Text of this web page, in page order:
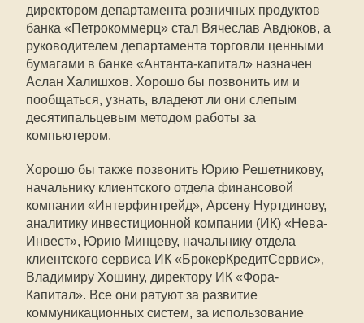
директором департамента розничных продуктов
банка «Петрокоммерц» стал Вячеслав Авдюков, а
руководителем департамента торговли ценными
бумагами в банке «Антанта-капитал» назначен
Аслан Халишхов. Хорошо бы позвонить им и
пообщаться, узнать, владеют ли они слепым
десятипальцевым методом работы за
компьютером.
Хорошо бы также позвонить Юрию Решетникову,
начальнику клиентского отдела финансовой
компании «Интерфинтрейд», Арсену Нуртдинову,
аналитику инвестиционной компании (ИК) «Нева-
Инвест», Юрию Минцеву, начальнику отдела
клиентского сервиса ИК «БрокерКредитСервис»,
Владимиру Хошину, директору ИК «Фора-
Капитал». Все они ратуют за развитие
коммуникационных систем, за использование